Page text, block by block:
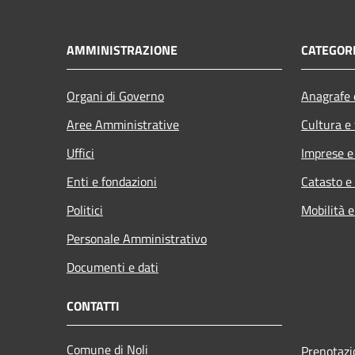
AMMINISTRAZIONE
Organi di Governo
Aree Amministrative
Uffici
Enti e fondazioni
Politici
Personale Amministrativo
Documenti e dati
Cultura
Imprese
Catasto
Mobilità
CONTATTI
Comune di Noli